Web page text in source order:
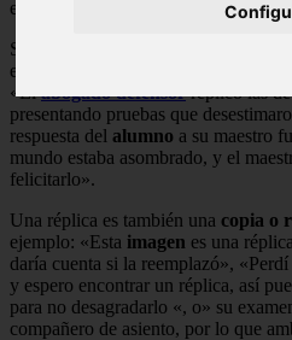
etimología, replicarse es replicarse.
Se utiliza en la argumentación
exponiendo razones bien fundadas,
«Elabogado defensorreplicó las
presentando pruebas que
respuesta del alumno a su maestro
mundo estaba asombrado, y el
felicitarlo».
Una réplica es también una copia o
ejemplo: «Esta imagen es una
daría cuenta si la reemplazó»,
y espero encontrar un réplica, así
para no desagradarlo «, o» su
compañero de asiento, por lo que